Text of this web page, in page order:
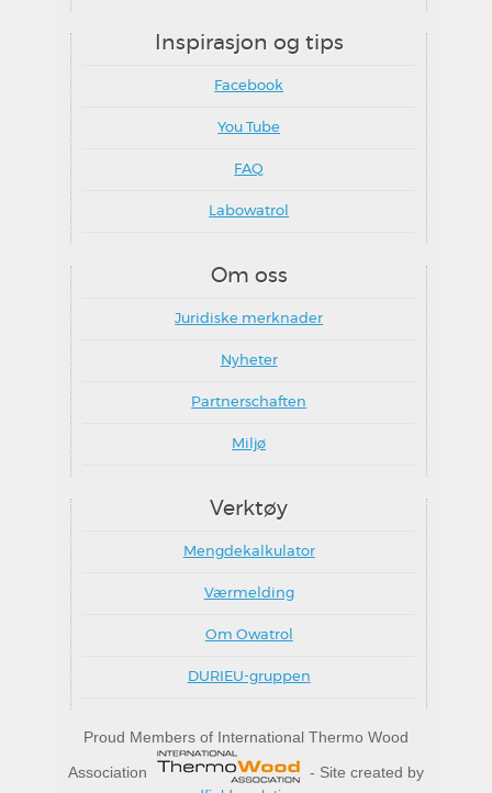
Inspirasjon og tips
Facebook
You Tube
FAQ
Labowatrol
Om oss
Juridiske merknader
Nyheter
Partnerschaften
Miljø
Verktøy
Mengdekalkulator
Værmelding
Om Owatrol
DURIEU-gruppen
Proud Members of International Thermo Wood
Association
- Site created by